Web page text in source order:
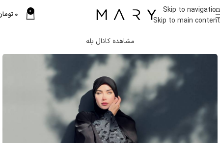
Skip to navigation
Skip to main content
0
0
مشاهده کانال بله